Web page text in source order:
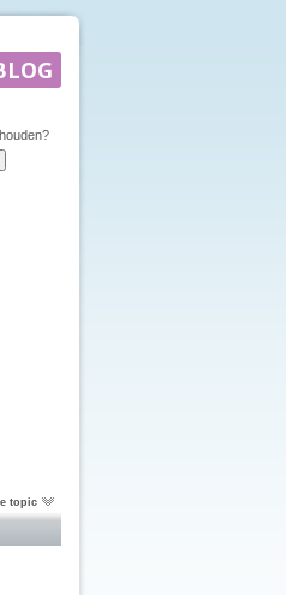
topic